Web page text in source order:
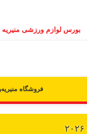
بورس لوازم ورزشی منیریه
فروشگاه منیریه